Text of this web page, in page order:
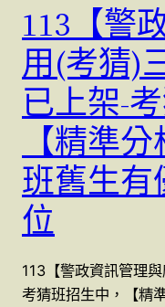
113【警
用(考猜)
已上架-
【精準
班舊生有
位
113【警政資訊管理
考猜班招生中，【精